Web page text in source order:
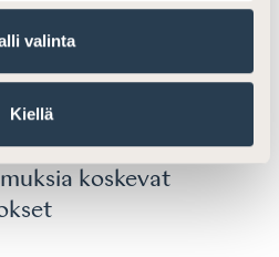
valinta
Kiellä
mietinnöstä
koskevat